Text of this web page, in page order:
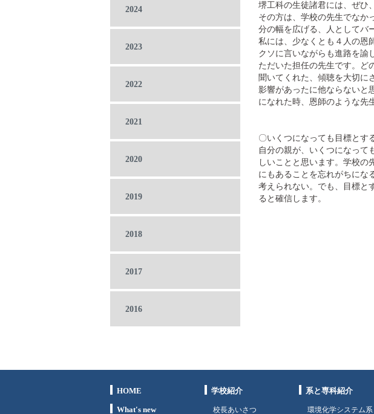
2024
2023
2022
2021
2020
2019
2018
2017
2016
堺工科の生徒諸君には、ぜひ
その方は、学校の先生でなか
分の幅を広げる、人としてバ
私には、少なくとも４人の恩
クソに言いながらも進路を諭
ただいた担任の先生です。ど
聞いてくれた、傾聴を大切に
影響があったに他ならないと
になれた時、恩師のような先
〇いくつになっても目標とす
自分の親が、いくつになって
しいことと思います。学校の
にもあることを忘れがちにな
考えられない。でも、目標と
ると確信します。
HOME
What's new
学校紹介
校長あいさつ
系と専科紹介
環境化学システム系